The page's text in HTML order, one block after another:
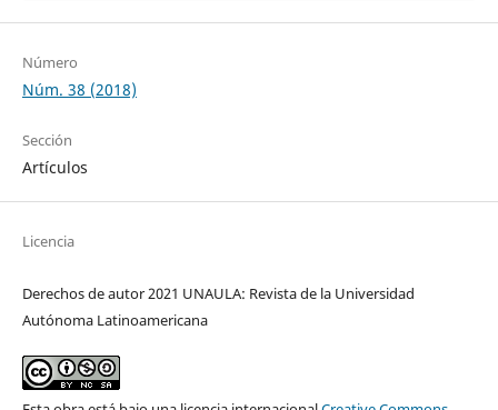
Número
Núm. 38 (2018)
Sección
Artículos
Licencia
Derechos de autor 2021 UNAULA: Revista de la Universidad
Autónoma Latinoamericana